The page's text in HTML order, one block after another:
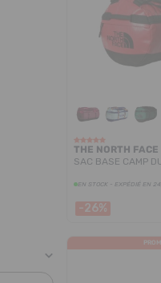
THE NORTH FACE
SAC BASE CAMP
EN STOCK - EXPÉDIÉ EN
-26%